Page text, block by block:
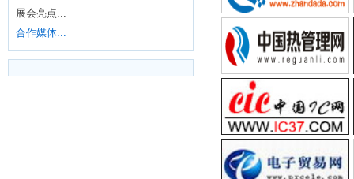
展会亮点...
合作媒体...